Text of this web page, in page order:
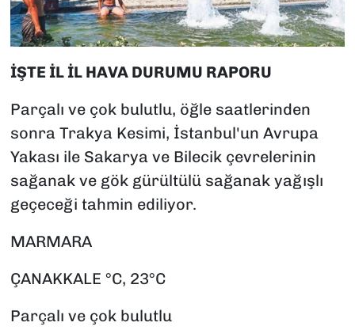
İŞTE İL İL HAVA DURUMU RAPORU
Parçalı ve çok bulutlu, öğle saatlerinden
sonra Trakya Kesimi, İstanbul'un Avrupa
Yakası ile Sakarya ve Bilecik çevrelerinin
sağanak ve gök gürültülü sağanak yağışlı
geçeceği tahmin ediliyor.
MARMARA
ÇANAKKALE °C, 23°C
Parçalı ve çok bulutlu